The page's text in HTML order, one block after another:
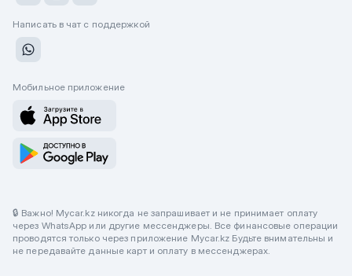
Написать в чат с поддержкой
Мобильное приложение
🔒 Важно! Mycar.kz никогда не запрашивает и не принимает оплату
через WhatsApp или другие мессенджеры. Все финансовые операции
проводятся только через приложение Mycar.kz Будьте внимательны и
не передавайте данные карт и оплату в мессенджерах.